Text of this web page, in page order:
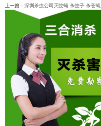
上一篇： 深圳杀虫公司灭蚊蝇 杀蚊子 杀苍蝇